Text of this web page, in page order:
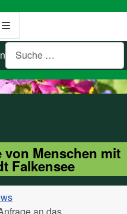
von Menschen mit
Falkensee